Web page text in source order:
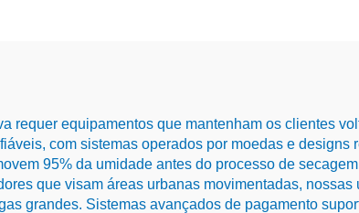
requer equipamentos que mantenham os clientes
com sistemas operados por moedas e
95% da umidade antes do processo de
que visam áreas urbanas movimentadas,
grandes. Sistemas avançados de pagamento